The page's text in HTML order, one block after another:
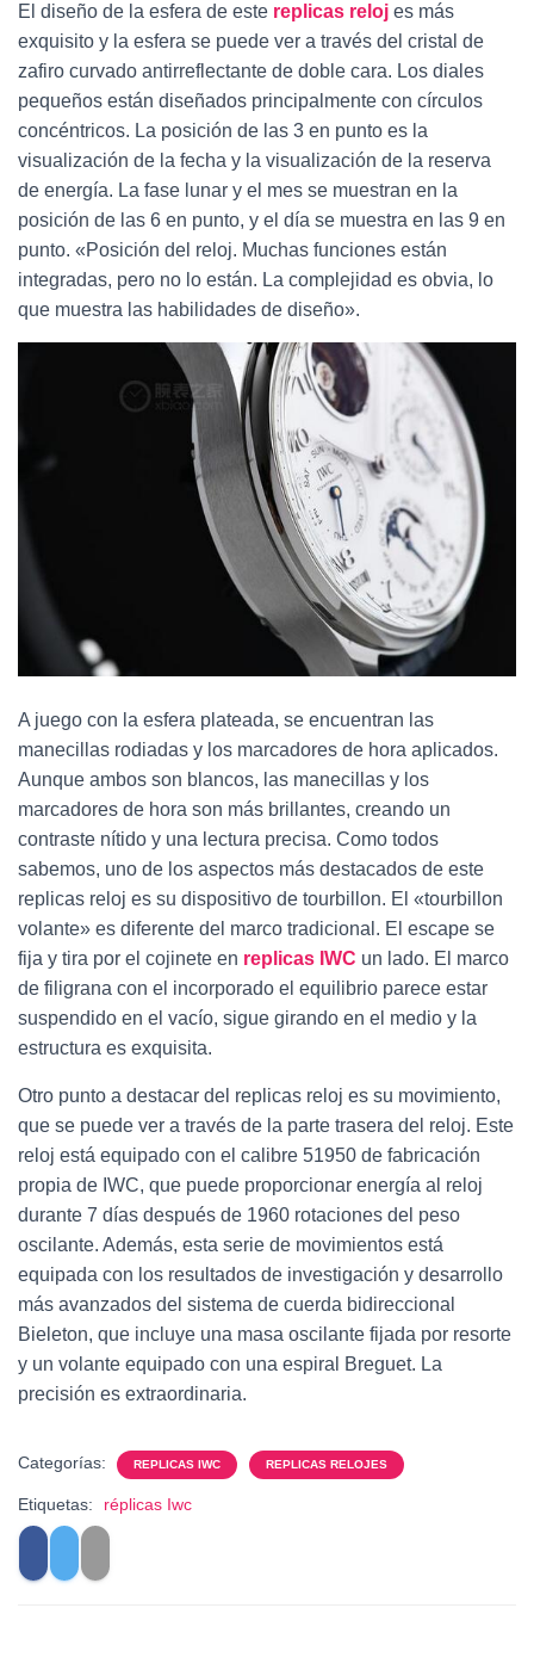
El diseño de la esfera de este replicas reloj es más
exquisito y la esfera se puede ver a través del cristal de
zafiro curvado antirreflectante de doble cara. Los diales
pequeños están diseñados principalmente con círculos
concéntricos. La posición de las 3 en punto es la
visualización de la fecha y la visualización de la reserva
de energía. La fase lunar y el mes se muestran en la
posición de las 6 en punto, y el día se muestra en las 9 en
punto. «Posición del reloj. Muchas funciones están
integradas, pero no lo están. La complejidad es obvia, lo
que muestra las habilidades de diseño».
A juego con la esfera plateada, se encuentran las
manecillas rodiadas y los marcadores de hora aplicados.
Aunque ambos son blancos, las manecillas y los
marcadores de hora son más brillantes, creando un
contraste nítido y una lectura precisa. Como todos
sabemos, uno de los aspectos más destacados de este
replicas reloj es su dispositivo de tourbillon. El «tourbillon
volante» es diferente del marco tradicional. El escape se
fija y tira por el cojinete en replicas IWC un lado. El marco
de filigrana con el incorporado el equilibrio parece estar
suspendido en el vacío, sigue girando en el medio y la
estructura es exquisita.
Otro punto a destacar del replicas reloj es su movimiento,
que se puede ver a través de la parte trasera del reloj. Este
reloj está equipado con el calibre 51950 de fabricación
propia de IWC, que puede proporcionar energía al reloj
durante 7 días después de 1960 rotaciones del peso
oscilante. Además, esta serie de movimientos está
equipada con los resultados de investigación y desarrollo
más avanzados del sistema de cuerda bidireccional
Bieleton, que incluye una masa oscilante fijada por resorte
y un volante equipado con una espiral Breguet. La
precisión es extraordinaria.
Categorías: REPLICAS IWC REPLICAS RELOJES
Etiquetas: réplicas Iwc